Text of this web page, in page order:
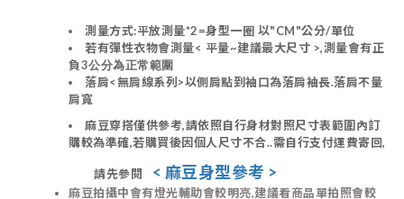
測量方式:平放測量*2=身型一圈 以"CM"公分/單位
若有彈性衣物會測量< 平量~建議最大尺寸 >,測量會有正
負3公分為正常範圍
落肩<無肩線系列>以側肩點到袖口為落肩袖長.落肩不量
肩寬
麻豆穿搭僅供參考,請依照自行身材對照尺寸表範圍內訂
購較為準確,若購買後因個人尺寸不合..需自行支付運費寄回,
請先參閱 < 麻豆身型參考 >
麻豆拍攝中會有燈光輔助會較明亮,建議看商品單拍照會較